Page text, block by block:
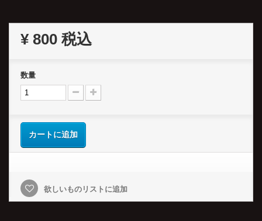
¥ 800 税込
数量
カートに追加
欲しいものリストに追加